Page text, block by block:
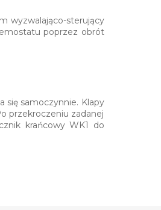
wyzwalająco-sterujący
poprzez obrót
się samoczynnie. Klapy
przekroczeniu zadanej
krańcowy WK1 do